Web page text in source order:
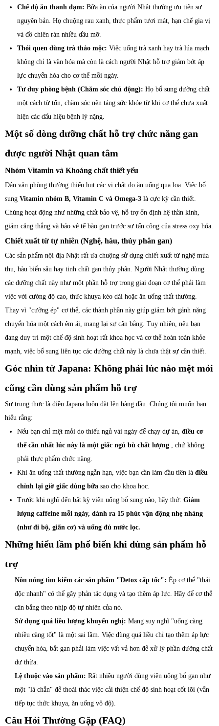
Chế độ ăn thanh đạm: Bữa ăn của người Nhật thường ưu tiên sự
nguyên bản. Họ chuộng rau xanh, thực phẩm tươi mát, hạn chế gia vị
và đồ chiên rán nhiều dầu mỡ.
Thói quen dùng trà thảo mộc: Việc uống trà xanh hay trà lúa mạch
không chỉ là văn hóa mà còn là cách người Nhật hỗ trợ giảm bớt áp
lực chuyển hóa cho cơ thể mỗi ngày.
Tư duy phòng bệnh (Chăm sóc chủ động): Họ bổ sung dưỡng chất
một cách từ tốn, chăm sóc nền tảng sức khỏe từ khi cơ thể chưa xuất
hiện các dấu hiệu bệnh lý nặng.
Một số dòng dưỡng chất hỗ trợ chức năng gan
được người Nhật quan tâm
Nhóm Vitamin và Khoáng chất thiết yếu
Dân văn phòng thường thiếu hụt các vi chất do ăn uống qua loa. Việc bổ
sung Vitamin nhóm B, Vitamin C và Omega-3 là cực kỳ cần thiết.
Chúng hoạt động như những chất bảo vệ, hỗ trợ ổn định hệ thần kinh,
giảm căng thẳng và bảo vệ tế bào gan trước sự tấn công của stress oxy hóa.
Chiết xuất từ tự nhiên (Nghệ, hàu, thủy phân gan)
Các sản phẩm nội địa Nhật rất ưa chuộng sử dụng chiết xuất từ nghệ mùa
thu, hàu biển sâu hay tinh chất gan thủy phân. Người Nhật thường dùng
các dưỡng chất này như một phần hỗ trợ trong giai đoạn cơ thể phải làm
việc với cường độ cao, thức khuya kéo dài hoặc ăn uống thất thường.
Thay vì "cưỡng ép" cơ thể, các thành phần này giúp giảm bớt gánh nặng
chuyển hóa một cách êm ái, mang lại sự cân bằng. Tuy nhiên, nếu bạn
đang duy trì một chế độ sinh hoạt rất khoa học và cơ thể hoàn toàn khỏe
mạnh, việc bổ sung liên tục các dưỡng chất này là chưa thật sự cần thiết.
Góc nhìn từ Japana: Không phải lúc nào mệt mỏi
cũng cần dùng sản phẩm hỗ trợ
Sự trung thực là điều Japana luôn đặt lên hàng đầu. Chúng tôi muốn bạn
hiểu rằng:
Nếu bạn chỉ mệt mỏi do thiếu ngủ vài ngày để chạy dự án, điều cơ
thể cần nhất lúc này là một giấc ngủ bù chất lượng , chứ không
phải thực phẩm chức năng.
Khi ăn uống thất thường ngắn hạn, việc bạn cần làm đầu tiên là điều
chỉnh lại giờ giấc dùng bữa sao cho khoa học.
Trước khi nghĩ đến bất kỳ viên uống bổ sung nào, hãy thử: Giảm
lượng caffeine mỗi ngày, dành ra 15 phút vận động nhẹ nhàng
(như đi bộ, giãn cơ) và uống đủ nước lọc.
Những hiểu lầm phổ biến khi dùng sản phẩm hỗ
trợ
Nôn nóng tìm kiếm các sản phẩm "Detox cấp tốc": Ép cơ thể "thải
độc nhanh" có thể gây phản tác dụng và tạo thêm áp lực. Hãy để cơ thể
cân bằng theo nhịp độ tự nhiên của nó.
Sử dụng quá liều lượng khuyến nghị: Mang suy nghĩ "uống càng
nhiều càng tốt" là một sai lầm. Việc dùng quá liều chỉ tạo thêm áp lực
chuyển hóa, bắt gan phải làm việc vất vả hơn để xử lý phần dưỡng chất
dư thừa.
Lệ thuộc vào sản phẩm: Rất nhiều người dùng viên uống bổ gan như
một "lá chắn" để thoái thác việc cải thiện chế độ sinh hoạt cốt lõi (vẫn
tiếp tục thức khuya, ăn uống vô độ).
Câu Hỏi Thường Gặp (FAQ)